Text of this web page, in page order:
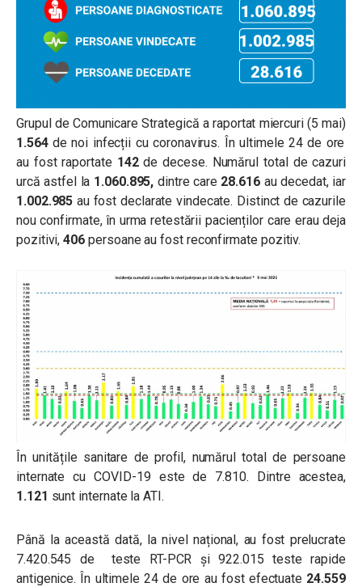
Grupul de Comunicare Strategică a raportat miercuri (5 mai)
1.564de noi infecții cu coronavirus. În ultimele 24 de ore
au fost raportate 142 de decese. Numărul total de cazuri
urcă astfel la 1.060.895, dintre care28.616 au decedat, iar
1.002.985au fost declarate vindecate. Distinct de cazurile
nou confirmate, în urma retestării pacienților care erau deja
pozitivi,406 persoane au fost reconfirmate pozitiv.
În unitățile sanitare de profil, numărul total de persoane
internate cu COVID-19 este de 7.810. Dintre acestea,
1.121 sunt internate la ATI.
Până la această dată, la nivel național, au fost prelucrate
7.420.545 de teste RT-PCR și 922.015 teste rapide
antigenice. În ultimele 24 de ore au fost efectuate 24.559